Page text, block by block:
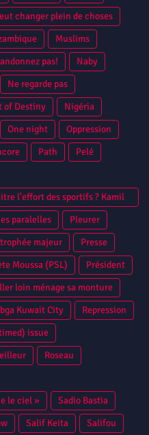
changer plein de choses
Muslims
pas!
Naby
Ne regarde pas
of Destiny
Nigéria
One night
Oppression
Path
Pelé
l'effort des sportifs ? Kamil
Syli National CAN 2013
paralelles
Pleurer
majeur
Presse
Moussa (PSL)
Président
loin ménage sa monture
Kuwait City
Repression
issue
Roseau
le ciel »
Sadio Bastia
Salif Keita Salifou